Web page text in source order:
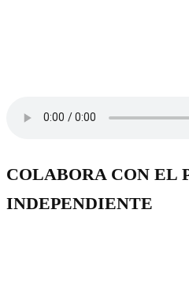
COLABORA CON EL
INDEPENDIENTE